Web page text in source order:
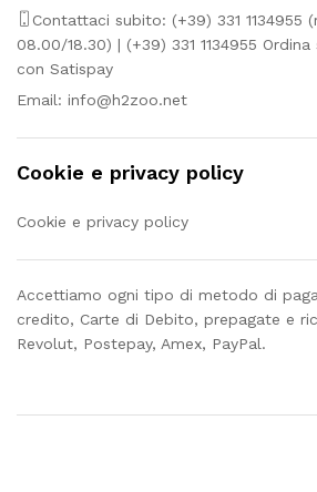
Contattaci subito: (+39) 331 1134955
08.00/18.30) | (+39) 331 1134955
con Satispay
Email: info@h2zoo.net
Cookie e privacy policy
Cookie e privacy policy
Accettiamo ogni tipo di metodo di
credito, Carte di Debito, prepagate e
Revolut, Postepay, Amex, PayPal.